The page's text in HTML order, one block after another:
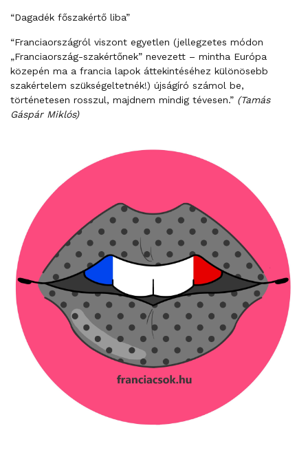
“Dagadék főszakértő liba”
“Franciaországról viszont egyetlen (jellegzetes módon
„Franciaország-szakértőnek” nevezett – mintha Európa
közepén ma a francia lapok áttekintéséhez különösebb
szakértelem szükségeltetnék!) újságíró számol be,
történetesen rosszul, majdnem mindig tévesen.” (Tamás
Gáspár Miklós)